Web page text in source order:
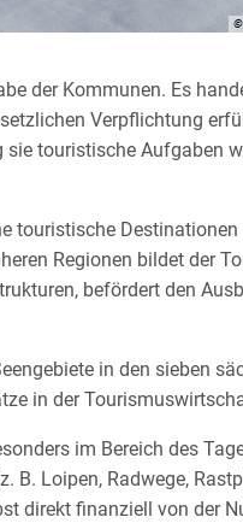
©
der Kommunen. Es
Verpflichtung
sie touristische Aufgaben
touristische
Regionen bildet der
befördert den
in den sieben
in der
im Bereich des
B. Loipen, Radwege,
direkt finanziell von der